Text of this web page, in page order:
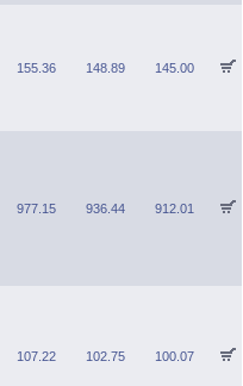
155.36 148.89 145.00
977.15 936.44 912.01
107.22 102.75 100.07